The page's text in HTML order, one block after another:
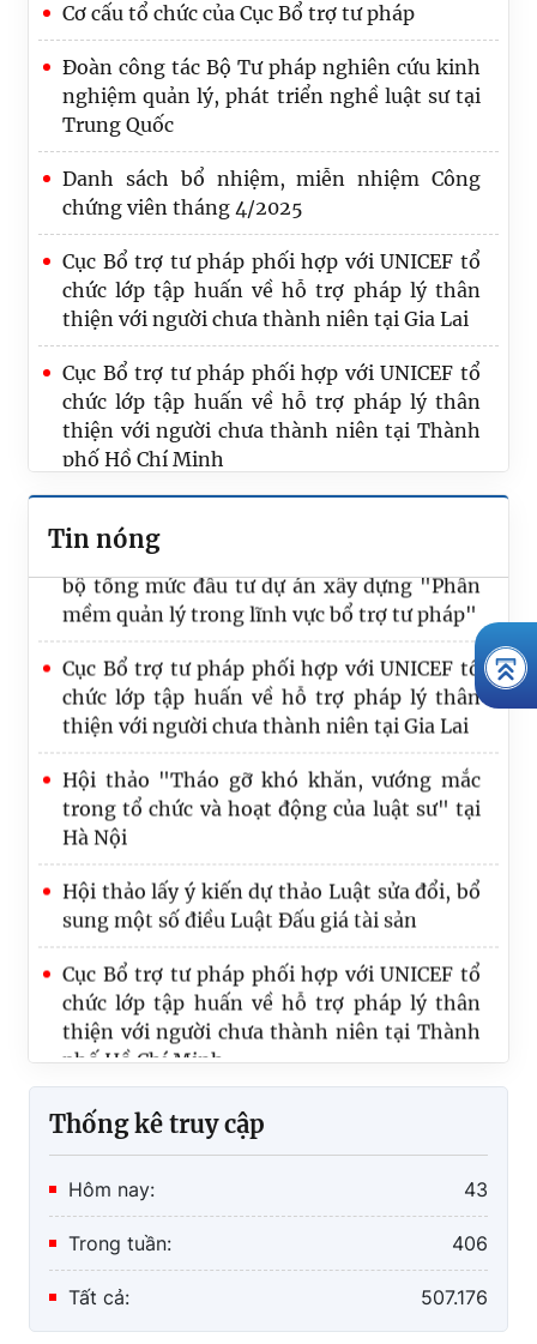
Cơ cấu tổ chức của Cục Bổ trợ tư pháp
Đoàn công tác Bộ Tư pháp nghiên cứu kinh
nghiệm quản lý, phát triển nghề luật sư tại
Trung Quốc
Danh sách bổ nhiệm, miễn nhiệm Công
chứng viên tháng 4/2025
Cục Bổ trợ tư pháp phối hợp với UNICEF tổ
chức lớp tập huấn về hỗ trợ pháp lý thân
thiện với người chưa thành niên tại Gia Lai
Cục Bổ trợ tư pháp phối hợp với UNICEF tổ
chức lớp tập huấn về hỗ trợ pháp lý thân
thiện với người chưa thành niên tại Thành
phố Hồ Chí Minh
Tin nóng
Bộ Tư pháp hoàn thành tốt đẹp chuyến
công tác, trao đổi kinh nghiệm phát triển
và quản lý nghề Luật sư tại Nhật Bản
Đoàn công tác Bộ Tư pháp nghiên cứu kinh
nghiệm quản lý, phát triển nghề luật sư tại
Thông báo mời báo giá phục vụ xác định sơ
mềm quản lý trong lĩnh vực bổ trợ tư pháp"
Cục Bổ trợ tư pháp phối hợp với UNICEF tổ
chức lớp tập huấn về hỗ trợ pháp lý thân
thiện với người chưa thành niên tại Gia Lai
trong tổ chức và hoạt động của luật sư" tại
Hà Nội
sung một số điều Luật Đấu giá tài sản
chức lớp tập huấn về hỗ trợ pháp lý thân
thiện với người chưa thành niên tại Thành
phố Hồ Chí Minh
Thống kê truy cập
Hôm nay: 43
Trong tuần: 406
Tất cả: 507.176